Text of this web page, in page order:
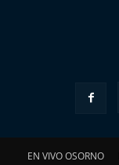
EN VIVO OSORNO